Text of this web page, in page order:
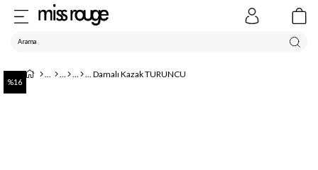
Damalı Kazak TURUNCU
16